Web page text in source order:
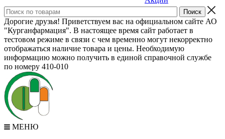
Дорогие друзья! Приветствуем вас на официальном сайте АО
"Курганфармация". В настоящее время сайт работает в
тестовом режиме в связи с чем временно могут некорректно
отображаться наличие товара и цены. Необходимую
информацию можно получить в единой справочной службе
по номеру 410-010
МЕНЮ